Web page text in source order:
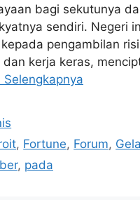
bagi sekutunya
sendiri. Negeri
pengambilan
dan kerja keras,
Selengkapnya
, Fortune, Forum,
, pada